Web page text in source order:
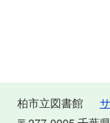
柏市立図書館